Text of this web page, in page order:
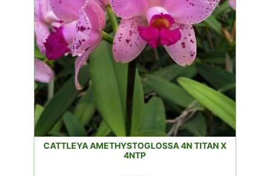
CATTLEYA AMETHYSTOGLOSSA 4N TITAN X
4NTP